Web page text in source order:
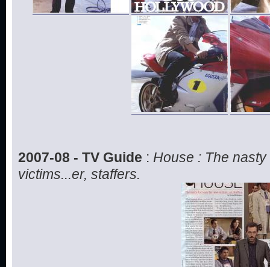
2007-08 - TV Guide : House : The
victims...er, staffers.